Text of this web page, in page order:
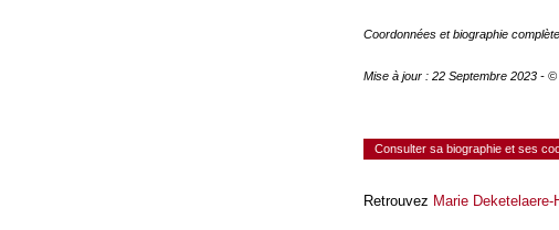
Coordonnées et biographie complète
Mise à jour : 22 Septembre 2023 -
Consulter sa biographie et ses
Retrouvez Marie Deketelaere-